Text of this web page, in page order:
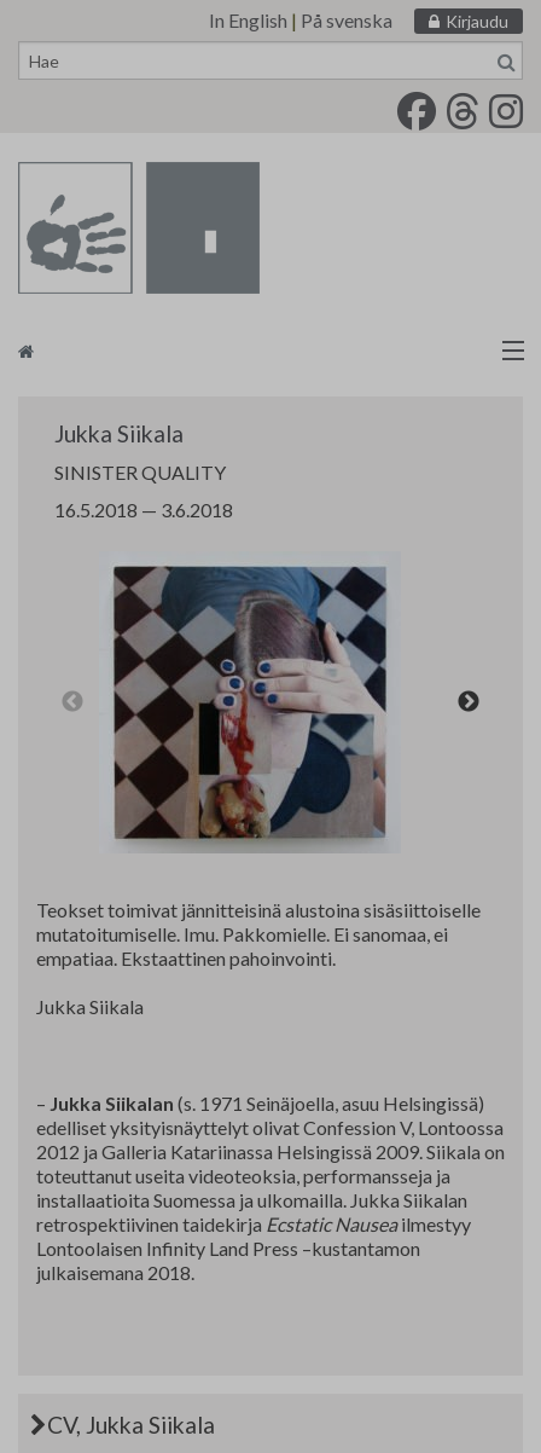
In English | På svenska Kirjaudu
sisältöön
Tarvikevälitys
Yhteystiedot
Jukka Siikala
SINISTER QUALITY
16.5.2018 — 3.6.2018
Teokset toimivat jännitteisinä alustoina sisäsiittoiselle
mutatoitumiselle. Imu. Pakkomielle. Ei sanomaa, ei
empatiaa. Ekstaattinen pahoinvointi.
Jukka Siikala
– Jukka Siikalan (s. 1971 Seinäjoella, asuu Helsingissä)
edelliset yksityisnäyttelyt olivat Confession V, Lontoossa
2012 ja Galleria Katariinassa Helsingissä 2009. Siikala on
toteuttanut useita videoteoksia, performansseja ja
installaatioita Suomessa ja ulkomailla. Jukka Siikalan
retrospektiivinen taidekirja Ecstatic Nauseailmestyy
Lontoolaisen Infinity Land Press –kustantamon
julkaisemana 2018.
CV, Jukka Siikala